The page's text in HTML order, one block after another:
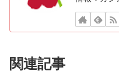
関連記事